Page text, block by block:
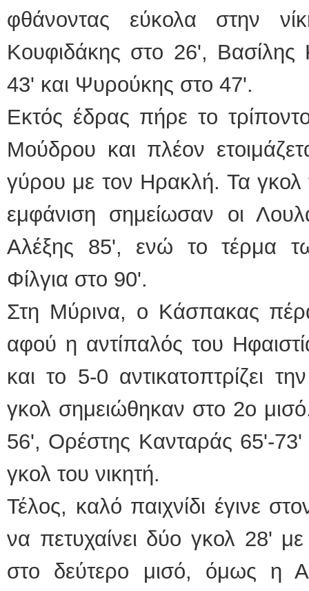
φθάνοντας εύκολα στην
Κουφιδάκης στο 26',
43' και Ψυρούκης στο 47'.
Εκτός έδρας πήρε το
Μούδρου και πλέον
γύρου με τον Ηρακλή. Τα γκολ
εμφάνιση σημείωσαν οι
Αλέξης 85', ενώ το τέρμα
Φίλγια στο 90'.
Στη Μύρινα, ο Κάσπακας
αφού η αντίπαλός του
και το 5-0 αντικατοπτρίζει
γκολ σημειώθηκαν στο 2ο
56', Ορέστης Κανταράς 65'-
γκολ του νικητή.
Τέλος, καλό παιχνίδι έγινε
να πετυχαίνει δύο γκολ 28'
στο δεύτερο μισό, όμως η